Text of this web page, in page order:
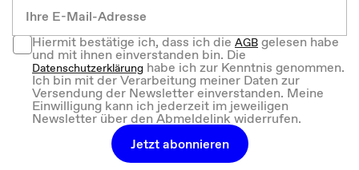
Hiermit bestätige ich, dass ich dieAGBgelesen habe
und mit ihnen einverstanden bin. Die
Datenschutzerklärung habe ich zur Kenntnis genommen.
Ich bin mit der Verarbeitung meiner Daten zur
Versendung der Newsletter einverstanden. Meine
Einwilligung kann ich jederzeit im jeweiligen
Newsletter über den Abmeldelink widerrufen.
Jetzt abonnieren